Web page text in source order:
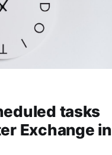
tasks
Exchange in